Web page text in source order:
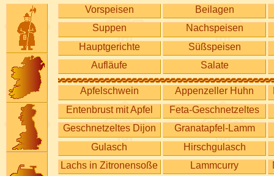
Vorspeisen
Beilagen
Suppen
Nachspeisen
Hauptgerichte
Süßspeisen
Aufläufe
Salate
Apfelschwein Appenzeller Huhn
Entenbrust mit Apfel
Feta-Geschnetzeltes
Geschnetzeltes Dijon
Granatapfel-Lamm
Gulasch
Hirschgulasch
Lachs in Zitronensoße
Lammcurry